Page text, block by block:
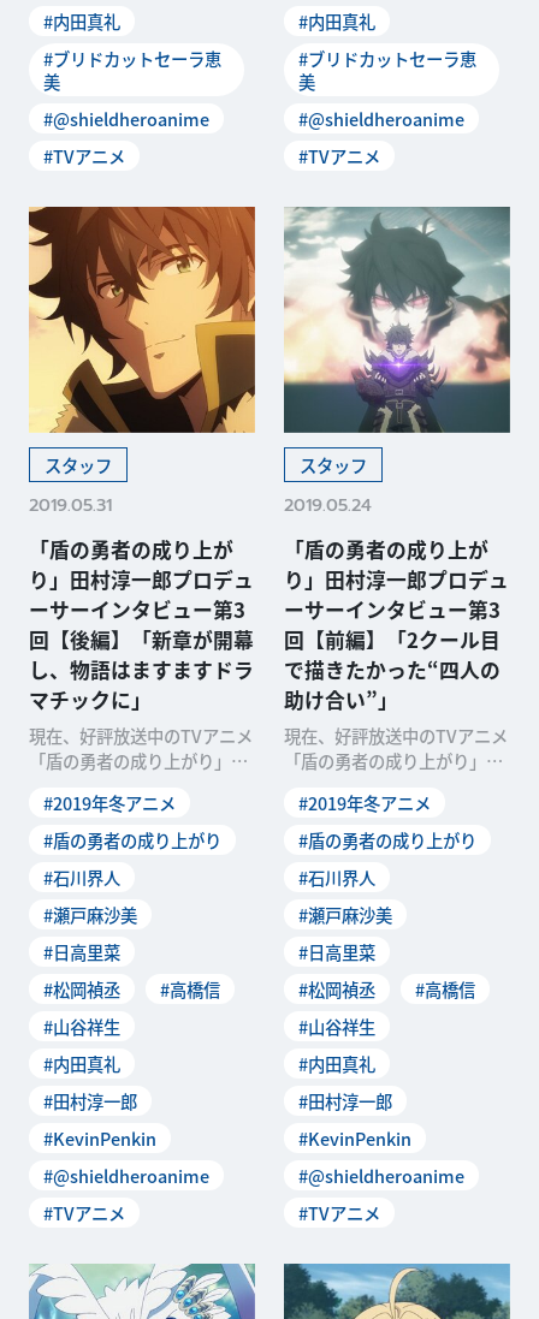
#内田真礼
#ブリドカットセーラ恵
美
#@shieldheroanime
#TVアニメ
#内田真礼
#ブリドカットセーラ恵
美
#@shieldheroanime
#TVアニメ
スタッフ
2019.05.31
「盾の勇者の成り上が
り」田村淳一郎プロデュ
ーサーインタビュー第3
回【後編】「新章が開幕
し、物語はますますドラ
マチックに」
現在、好評放送中のTVアニメ
「盾の勇者の成り上がり」。
フ＆キャストによるリ
#2019年冬アニメ
#盾の勇者の成り上がり
#石川界人
#瀬戸麻沙美
#日高里菜
#松岡禎丞
#高橋信
#山谷祥生
#内田真礼
#田村淳一郎
#KevinPenkin
#@shieldheroanime
#TVアニメ
スタッフ
2019.05.24
「盾の勇者の成り上が
り」田村淳一郎プロデュ
ーサーインタビュー第3
回【前編】「2クール目
で描きたかった“四人の
助け合い”」
現在、好評放送中のTVアニメ
「盾の勇者の成り上がり」。
フ＆キャストによるリ
#2019年冬アニメ
#盾の勇者の成り上がり
#石川界人
#瀬戸麻沙美
#日高里菜
#松岡禎丞
#高橋信
#山谷祥生
#内田真礼
#田村淳一郎
#KevinPenkin
#@shieldheroanime
#TVアニメ